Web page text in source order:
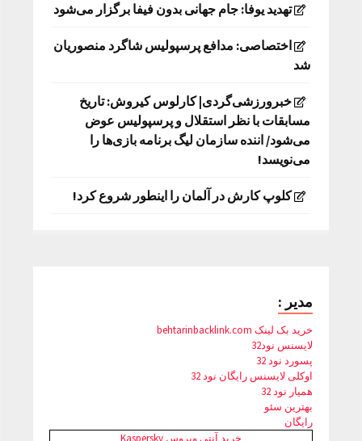
تهدید یوفا: جام جهانی بدون فیفا برگزار می‌شود
اختصاصی: مدافع پرسپولیس شاگرد منصوریان
شد
خبرورزشی‌گردی| کارلوس کیروش: تاریخ
مسابقات با نظر استقلال و پرسپولیس عوض
می‌شود/ اننده سازمان لیگ برنامه بازی‌ها را
می‌نویسد!
کلوپ کارش در آلمان را اینطور شروع کرد!
مدیر :
خرید بک لینک behtarinbacklink.com
لایسنس نود32
پسورد نود 32
اوکلی لایسنس رایگان نود 32
همیار نود 32
بهترین سئو
رایگان
خرید آنتی ویروس Kaspersky